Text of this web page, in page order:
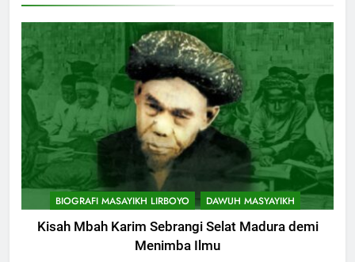
BIOGRAFI MASAYIKH LIRBOYO DAWUH MASYAYIKH
Kisah Mbah Karim Sebrangi Selat Madura demi
Menimba Ilmu